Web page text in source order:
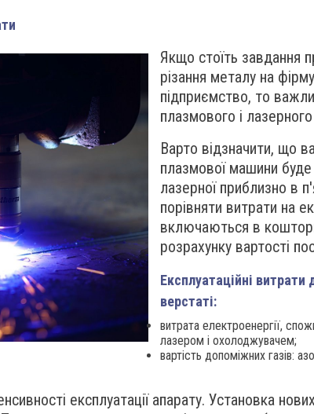
Якщо стоїть завдання
різання металу на
підприємство, то
плазмового і
Варто відзначити, що
плазмової машини буде
лазерної приблизно в
порівняти витрати на
включаються в
розрахунку вартості
Експлуатаційні витрати
верстаті:
витрата електроенергії,
лазером і охолоджувачем;
вартість допоміжних газів:
експлуатації апарату. Установка